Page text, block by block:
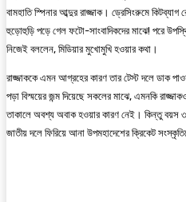
বামহাতি স্পিনার আব্দুর রাজ্জাক। ড্রেসিংরুমে
হুড়োহুড়ি পড়ে গেল ফটো-সাংবাদিকদের মাঝে! পরে
নিজেই বললেন, মিডিয়ার মুখোমুখি হওয়ার কথা।
রাজ্জাককে এমন আগ্রহের কারণ তার টেস্ট দলে ডাক
পড়া বিস্ময়ের জন্ম দিয়েছে সকলের মাঝে, এমনকি
তাকালে অবশ্য অবাক হওয়ার কারণ নেই। কিন্তু বয়স ৩৫
জাতীয় দলে ফিরিয়ে আনা উপমহাদেশের ক্রিকেট